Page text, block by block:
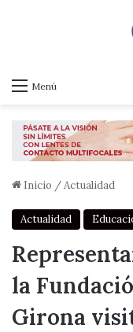
Menú
Inicio /Actualidad
Actualidad
la
Girona